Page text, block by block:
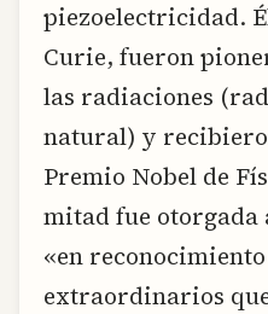
piezoelectricidad.
Curie, fueron
las radiaciones
natural) y
Premio Nobel de
mitad fue otorgada
«en
extraordinarios